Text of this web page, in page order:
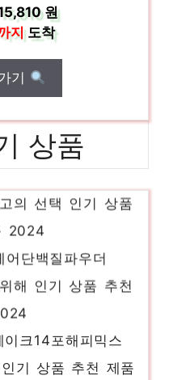
원
지도착
기
상품
백질쉐이크
의 선택 인기 상품
2024
어단백질파우더
해 인기 상품 추천
크14포해피믹스